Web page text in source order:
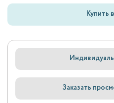
Купить
Заказать